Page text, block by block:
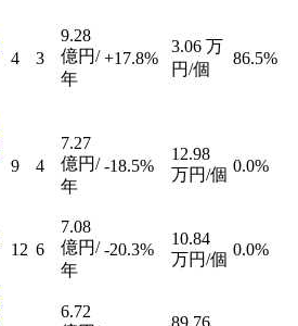
4 3
9.28
億円/
年
+17.8%
3.06 万
円/個
86.5%
9 4
7.27
億円/
年
-18.5%
12.98
万円/個 0.0%
12 6
7.08
億円/
年
-20.3%
10.84
万円/個
0.0%
6.72